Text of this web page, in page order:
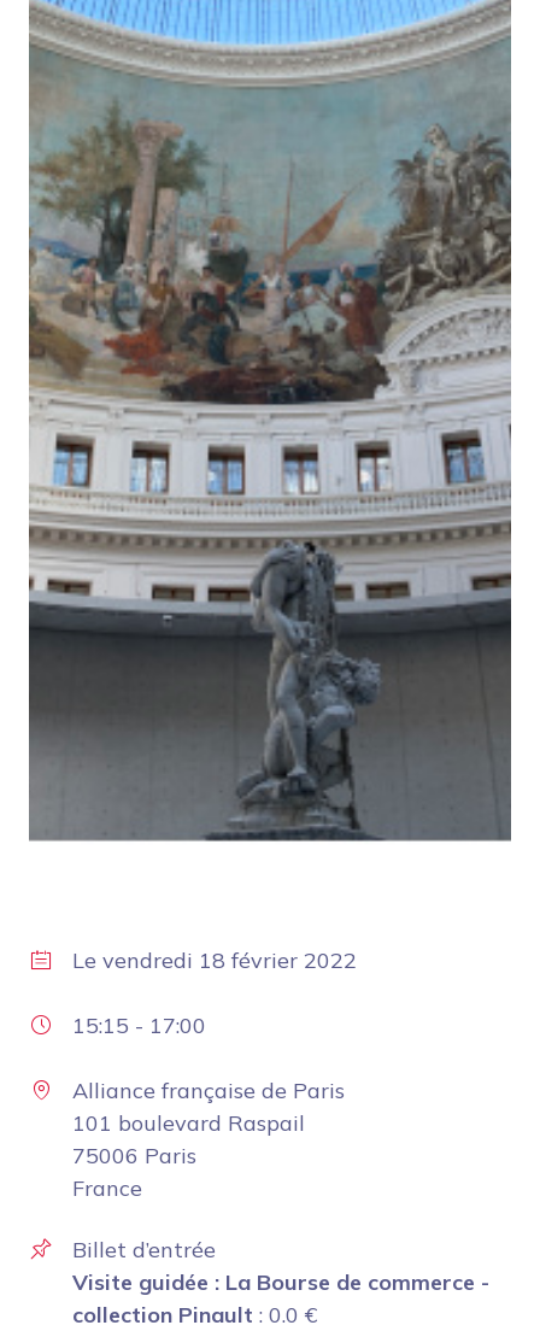
Le vendredi 18 février 2022
15:15 - 17:00
Alliance française de Paris
101 boulevard Raspail
75006 Paris
France
Billet d’entrée
Visite guidée : La Bourse de commerce -
collection Pinault : 0.0 €